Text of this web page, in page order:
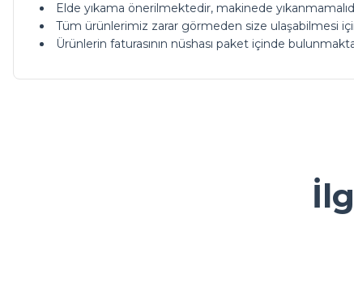
Elde yıkama önerilmektedir, makinede
Tüm ürünlerimiz zarar görmeden size ulaşabilmesi
Ürünlerin faturasının nüshası paket içinde